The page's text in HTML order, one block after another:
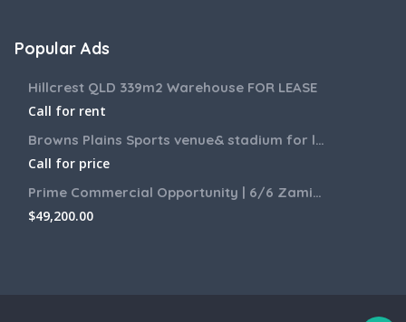
Popular Ads
Hillcrest QLD 339m2 Warehouse FOR LEASE
Call for rent
Browns Plains Sports venue& stadium for lease 2187m2
Call for price
Prime Commercial Opportunity | 6/6 Zamia Street, Sunnybank QLD
$49,200.00